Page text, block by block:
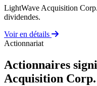
LightWave Acquisition
dividendes.
Voir en détails
Actionnariat
Actionnaires
Acquisition Corp.